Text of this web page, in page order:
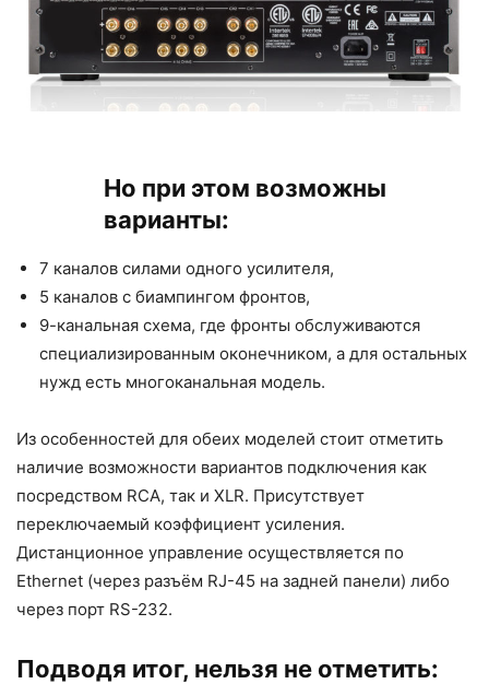
Но при этом возможны
варианты:
7 каналов силами одного усилителя,
5 каналов с биампингом фронтов,
9-канальная схема, где фронты обслуживаются
специализированным оконечником, а для остальных
нужд есть многоканальная модель.
Из особенностей для обеих моделей стоит отметить
наличие возможности вариантов подключения как
посредством RCA, так и XLR. Присутствует
переключаемый коэффициент усиления.
Дистанционное управление осуществляется по
Ethernet (через разъём RJ-45 на задней панели) либо
через порт RS-232.
Подводя итог, нельзя не отметить: